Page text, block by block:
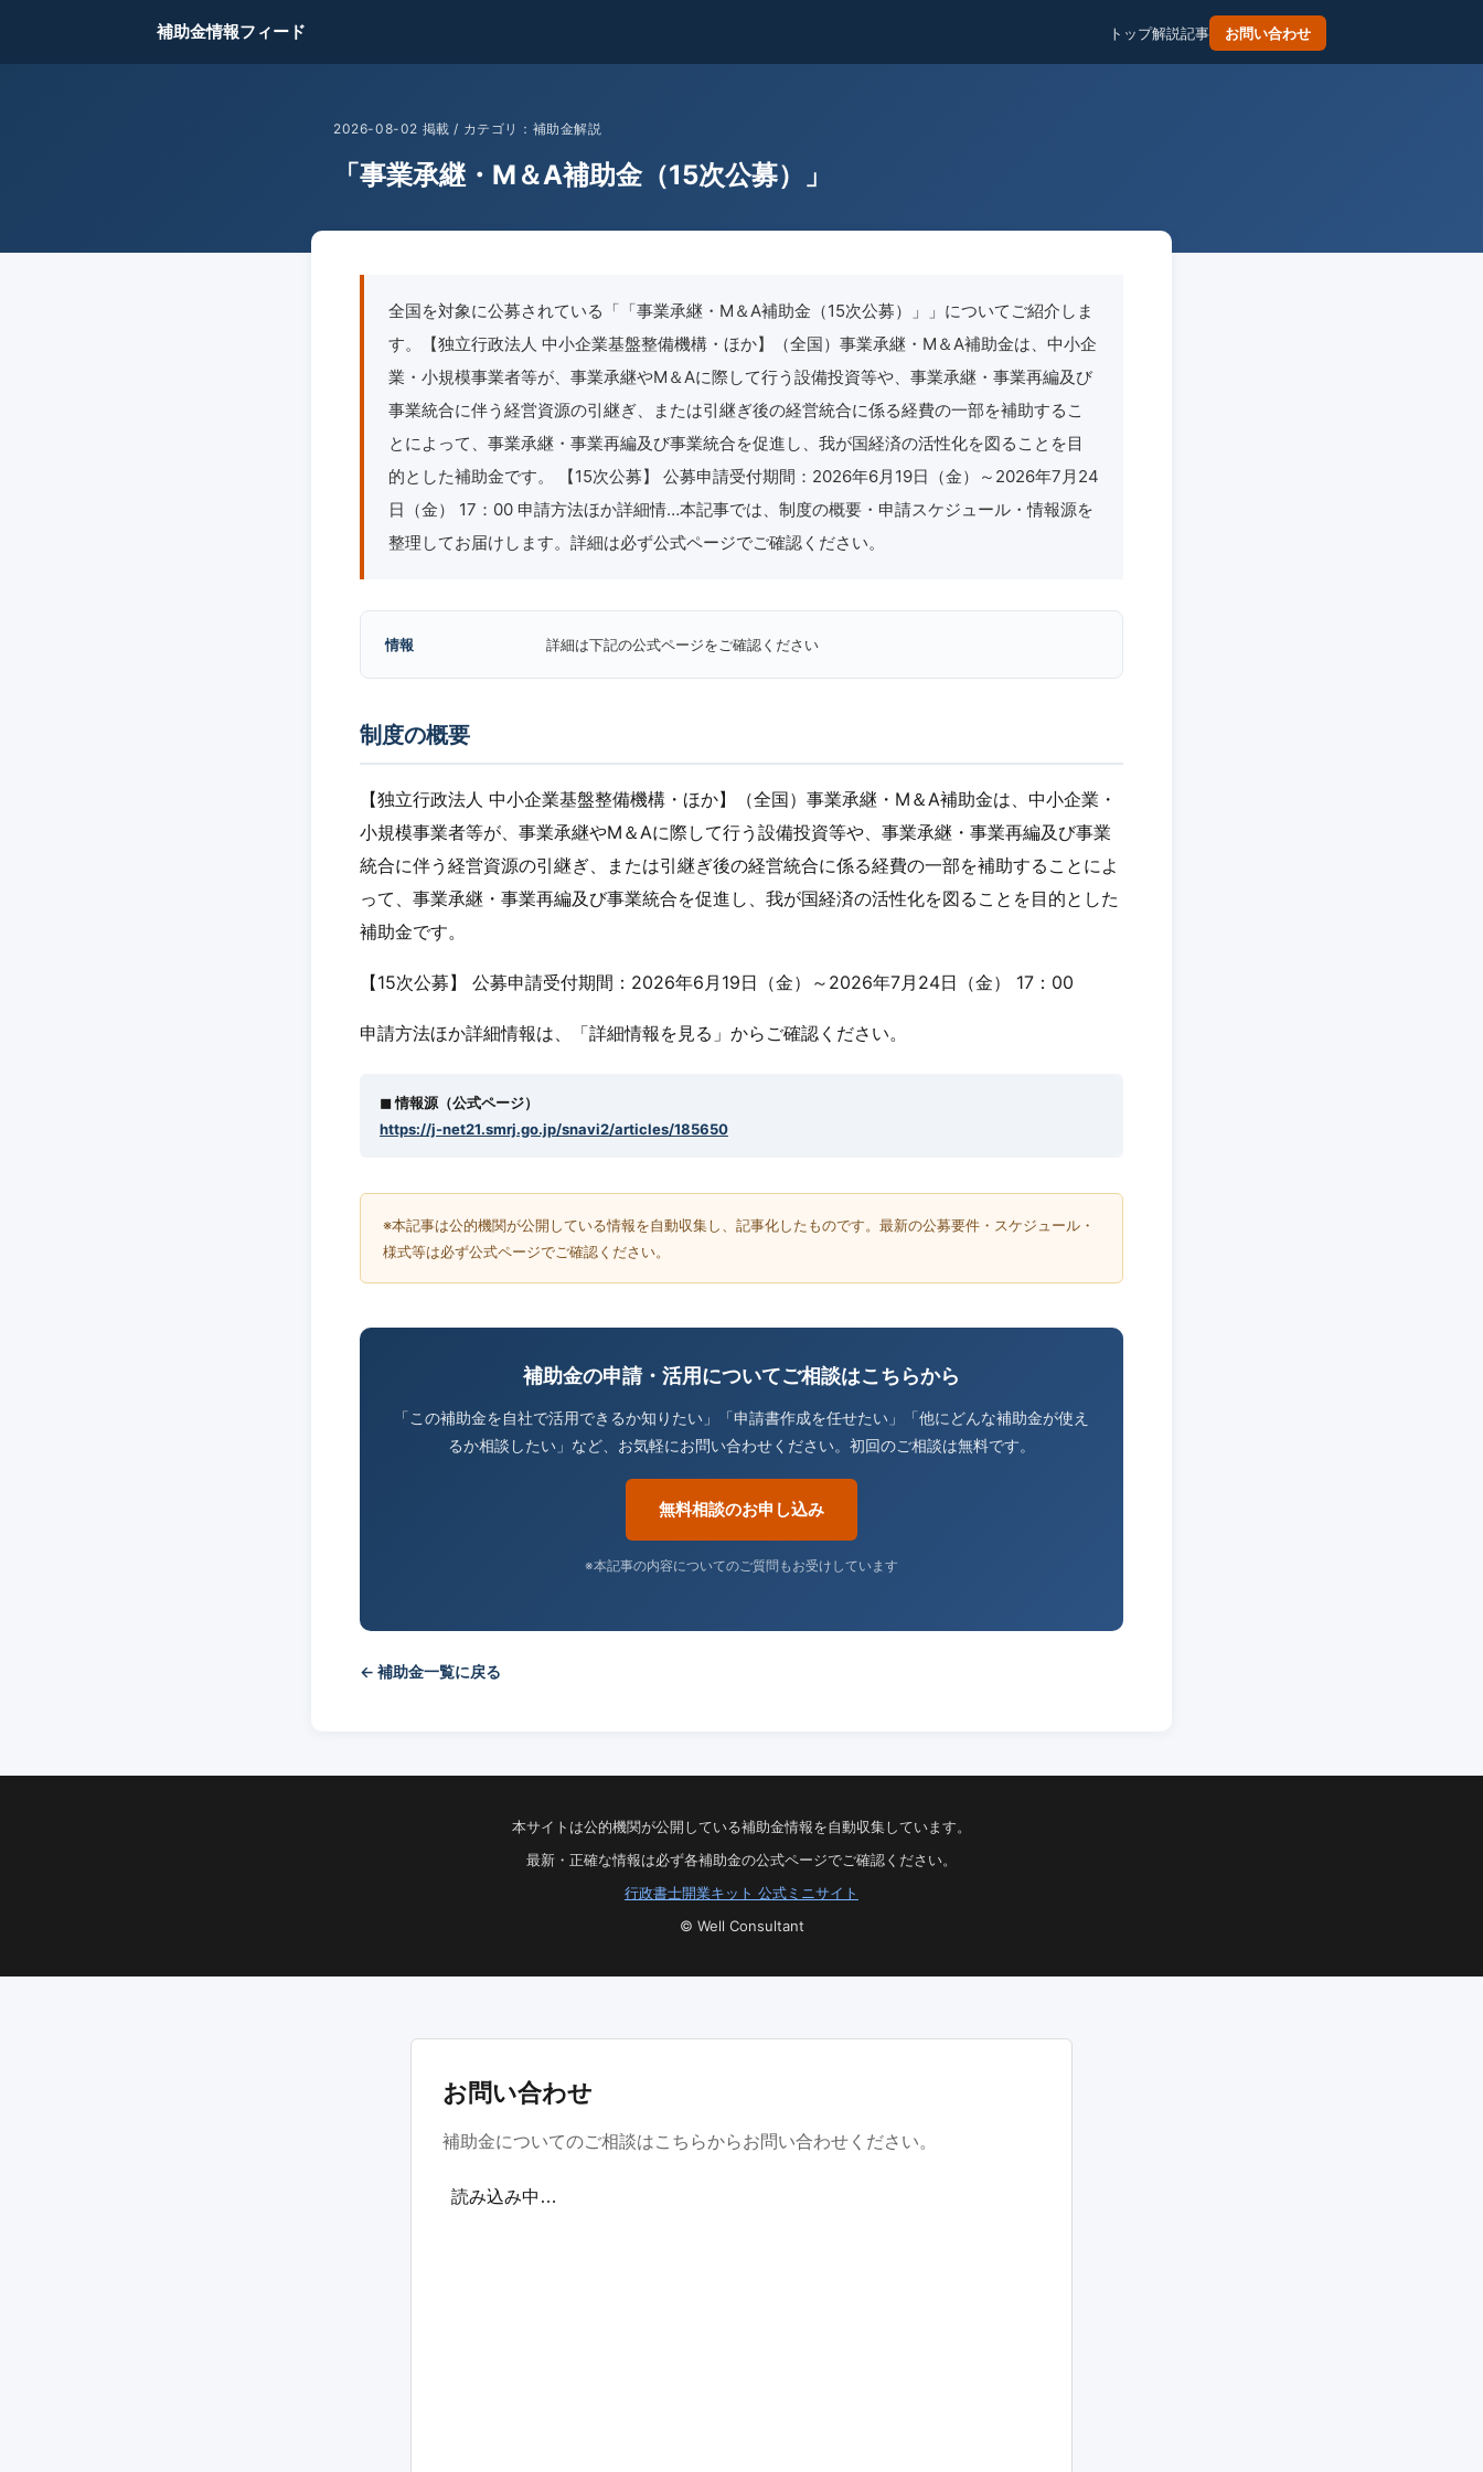
補助金情報フィード トップ解説記事 お問い合わせ
2026-08-02 掲載 / カテゴリ：補助金解説
「事業承継・M＆A補助金（15次公募）」
全国を対象に公募されている「「事業承継・M＆A補助金（15次公募）」」についてご紹介しま
す。【独立行政法人 中小企業基盤整備機構・ほか】（全国）事業承継・M＆A補助金は、中小企
業・小規模事業者等が、事業承継やM＆Aに際して行う設備投資等や、事業承継・事業再編及び
事業統合に伴う経営資源の引継ぎ、または引継ぎ後の経営統合に係る経費の一部を補助するこ
とによって、事業承継・事業再編及び事業統合を促進し、我が国経済の活性化を図ることを目
的とした補助金です。 【15次公募】 公募申請受付期間：2026年6月19日（金）～2026年7月24
日（金） 17：00 申請方法ほか詳細情…本記事では、制度の概要・申請スケジュール・情報源を
整理してお届けします。詳細は必ず公式ページでご確認ください。
情報 詳細は下記の公式ページをご確認ください
制度の概要
【独立行政法人 中小企業基盤整備機構・ほか】（全国）事業承継・M＆A補助金は、中小企業・
小規模事業者等が、事業承継やM＆Aに際して行う設備投資等や、事業承継・事業再編及び事業
統合に伴う経営資源の引継ぎ、または引継ぎ後の経営統合に係る経費の一部を補助することによ
って、事業承継・事業再編及び事業統合を促進し、我が国経済の活性化を図ることを目的とした
補助金です。
【15次公募】 公募申請受付期間：2026年6月19日（金）～2026年7月24日（金） 17：00
申請方法ほか詳細情報は、「詳細情報を見る」からご確認ください。
◼︎ 情報源（公式ページ）
https://j-net21.smrj.go.jp/snavi2/articles/185650
※本記事は公的機関が公開している情報を自動収集し、記事化したものです。最新の公募要件・スケジュール・
様式等は必ず公式ページでご確認ください。
補助金の申請・活用についてご相談はこちらから
「この補助金を自社で活用できるか知りたい」「申請書作成を任せたい」「他にどんな補助金が使え
るか相談したい」など、お気軽にお問い合わせください。初回のご相談は無料です。
無料相談のお申し込み
※本記事の内容についてのご質問もお受けしています
← 補助金一覧に戻る
本サイトは公的機関が公開している補助金情報を自動収集しています。
最新・正確な情報は必ず各補助金の公式ページでご確認ください。
行政書士開業キット 公式ミニサイト
© Well Consultant
お問い合わせ
補助金についてのご相談はこちらからお問い合わせください。